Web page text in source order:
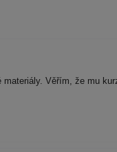
Věřím, že mu